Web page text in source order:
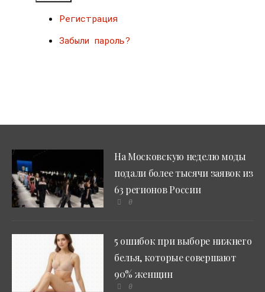
Регистрация
Забыли пароль?
На Московскую неделю моды
подали более тысячи заявок из
63 регионов России
0
5 ошибок при выборе нижнего
белья, которые совершают
90% женщин
0